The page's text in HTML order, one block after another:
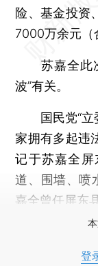
险、基金投资
7000万余元（
苏嘉全此次
波”有关。
国民党“立
家拥有多起违
记于苏嘉全
道、围墙、喷
嘉全曾任屏东
登